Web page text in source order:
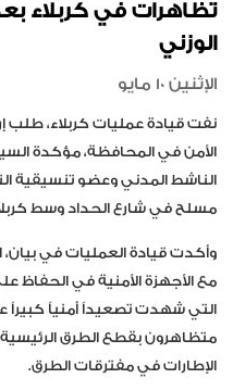
تظاهرات في كربلاء
الوزني
الإثنين 10 مايو
نفت قيادة عمليات كربلاء،
الأمن في المحافظة، مؤكدة
الناشط المدني وعضو تنسيقية
مسلح في شارع الحداد وسط
وأكدت قيادة العمليات في بيان،
مع الأجهزة الأمنية في الحفاظ
التي شهدت تصعيداً أمنياً كبيراً
متظاهرون بقطع الطرق
الإطارات في مفترقات الطرق.